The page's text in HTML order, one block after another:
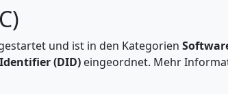
und ist in den Kategorien
(DID) eingeordnet. Mehr